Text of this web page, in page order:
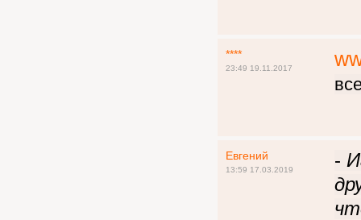
****
23:49 19.11.2017
Евгений
13:59 17.03.2019 -